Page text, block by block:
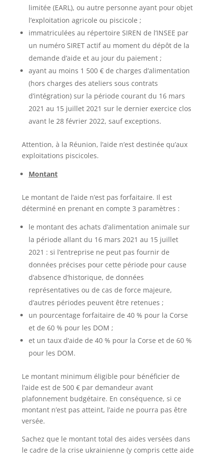
limitée (EARL), ou autre personne ayant pour objet
l’exploitation agricole ou piscicole ;
immatriculées au répertoire SIREN de l’INSEE par
un numéro SIRET actif au moment du dépôt de la
demande d’aide et au jour du paiement ;
ayant au moins 1 500 € de charges d’alimentation
(hors charges des ateliers sous contrats
d’intégration) sur la période courant du 16 mars
2021 au 15 juillet 2021 sur le dernier exercice clos
avant le 28 février 2022, sauf exceptions.
Attention, à la Réunion, l’aide n’est destinée qu’aux
exploitations piscicoles.
Montant
Le montant de l’aide n’est pas forfaitaire. Il est
déterminé en prenant en compte 3 paramètres :
le montant des achats d’alimentation animale sur
la période allant du 16 mars 2021 au 15 juillet
2021 : si l’entreprise ne peut pas fournir de
données précises pour cette période pour cause
d’absence d’historique, de données
représentatives ou de cas de force majeure,
d’autres périodes peuvent être retenues ;
un pourcentage forfaitaire de 40 % pour la Corse
et de 60 % pour les DOM ;
et un taux d’aide de 40 % pour la Corse et de 60 %
pour les DOM.
Le montant minimum éligible pour bénéficier de
l’aide est de 500 € par demandeur avant
plafonnement budgétaire. En conséquence, si ce
montant n’est pas atteint, l’aide ne pourra pas être
versée.
Sachez que le montant total des aides versées dans
le cadre de la crise ukrainienne (y compris cette aide